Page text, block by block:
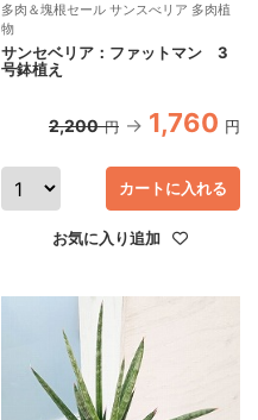
多肉＆塊根セール サンスべリア 多肉植
物
サンセベリア：ファットマン 3
号鉢植え
2,200 円 1,760 円
お気に入り追加
カートに入れる